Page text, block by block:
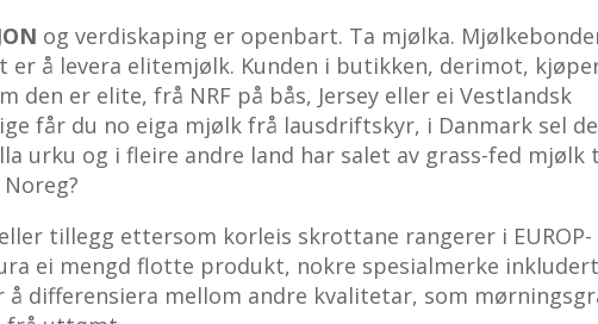
og verdiskaping er openbart. Ta mjølka.
å levera elitemjølk. Kunden i butikken, derimot,
den er elite, frå NRF på bås, Jersey eller ei Vestlandsk
får du no eiga mjølk frå lausdriftskyr, i Danmark sel
urku og i fleire andre land har salet av grass-fed mjølk
tillegg ettersom korleis skrottane rangerer i EUROP-
ei mengd flotte produkt, nokre spesialmerke
differensiera mellom andre kvalitetar, som